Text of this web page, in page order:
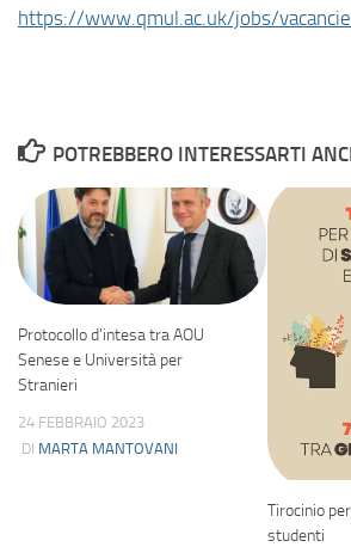
https://www.qmul.ac.uk/jobs/
POTREBBERO INTERESSARTI
Protocollo d’intesa tra AOU
Senese e Università per
Stranieri
24 FEBBRAIO 2023
DI MARTA MANTOVANI
Tirocinio
studenti